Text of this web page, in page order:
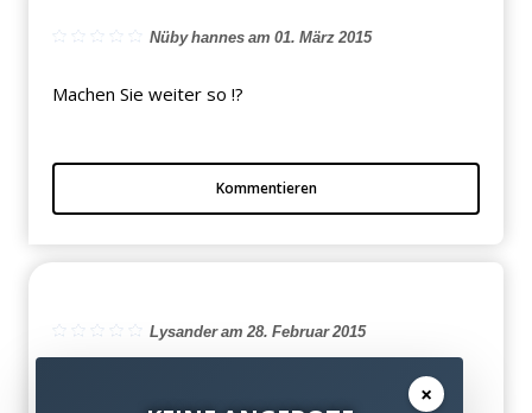
Nüby hannes am 01. März 2015
Machen Sie weiter so !?
Kommentieren
Lysander am 28. Februar 2015
×